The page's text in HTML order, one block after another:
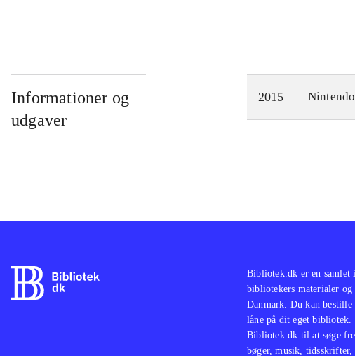
Informationer og
udgaver
2015
Bibliotek.dk er en samlet
bibliotekers materialer
Danmark. Du kan bestille
låne på dit eget bibliotek.
Bibliotek.dk til at søge
bøger, musik, tidsskrifter,